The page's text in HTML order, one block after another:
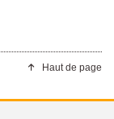
Haut de page